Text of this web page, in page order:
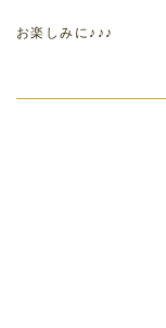
お楽しみに♪♪♪